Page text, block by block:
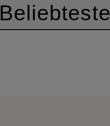
Beliebteste